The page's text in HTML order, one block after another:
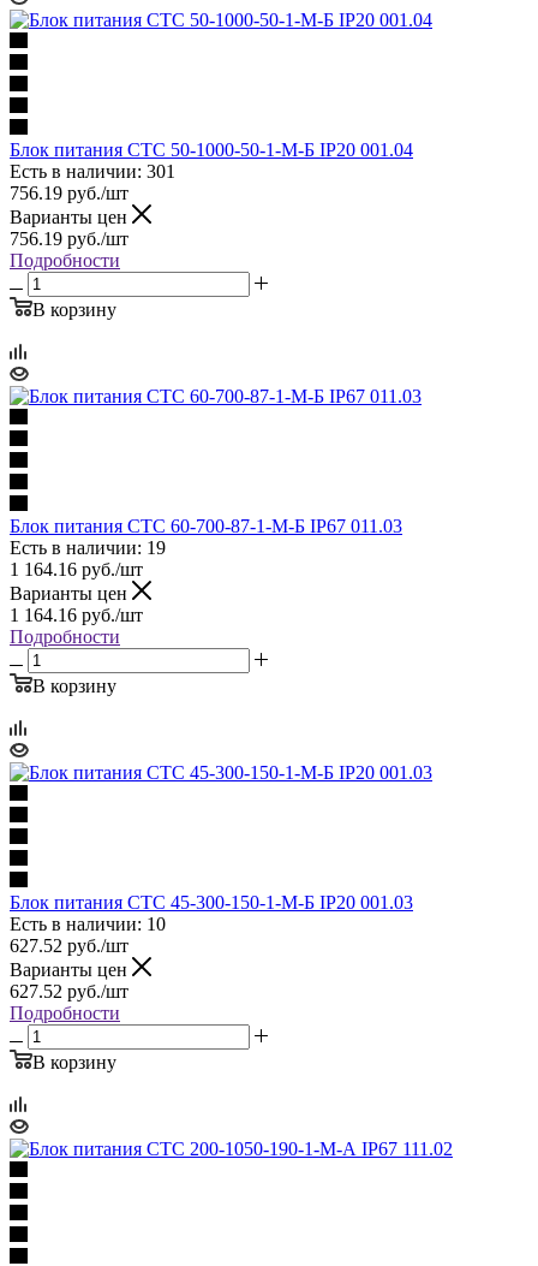
Блок питания СТС 50-1000-50-1-М-Б IP20 001.04
Есть в наличии: 301
756.19 руб./шт
Варианты цен
756.19 руб./шт
Подробности
В корзину
Блок питания СТС 60-700-87-1-М-Б IP67 011.03
Есть в наличии: 19
1 164.16 руб./шт
Варианты цен
1 164.16 руб./шт
Подробности
В корзину
Блок питания СТС 45-300-150-1-М-Б IP20 001.03
Есть в наличии: 10
627.52 руб./шт
Варианты цен
627.52 руб./шт
Подробности
В корзину